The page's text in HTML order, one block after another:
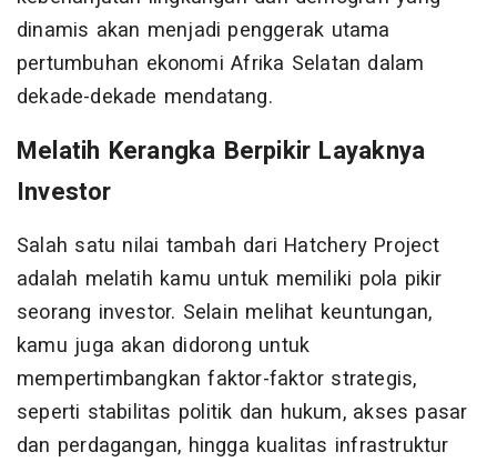
dinamis akan menjadi penggerak utama
pertumbuhan ekonomi Afrika Selatan dalam
dekade-dekade mendatang.
Melatih Kerangka Berpikir Layaknya
Investor
Salah satu nilai tambah dari Hatchery Project
adalah melatih kamu untuk memiliki pola pikir
seorang investor. Selain melihat keuntungan,
kamu juga akan didorong untuk
mempertimbangkan faktor-faktor strategis,
seperti stabilitas politik dan hukum, akses pasar
dan perdagangan, hingga kualitas infrastruktur